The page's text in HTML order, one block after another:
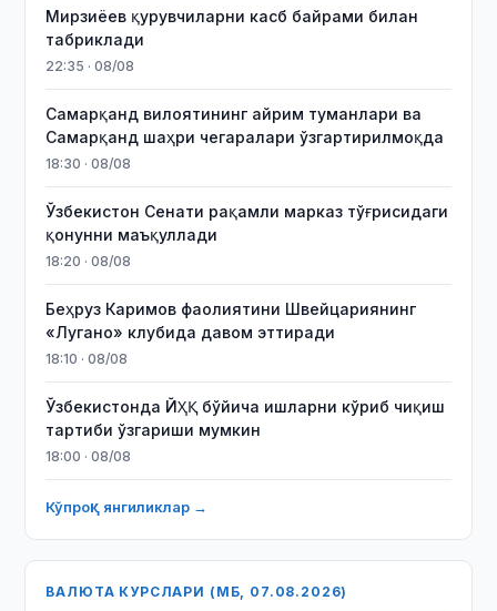
Мирзиёев қурувчиларни касб байрами билан
табриклади
22:35 · 08/08
Самарқанд вилоятининг айрим туманлари ва
Самарқанд шаҳри чегаралари ўзгартирилмоқда
18:30 · 08/08
Ўзбекистон Сенати рақамли марказ тўғрисидаги
қонунни маъқуллади
18:20 · 08/08
Беҳруз Каримов фаолиятини Швейцариянинг
«Лугано» клубида давом эттиради
18:10 · 08/08
Ўзбекистонда ЙҲҚ бўйича ишларни кўриб чиқиш
тартиби ўзгариши мумкин
18:00 · 08/08
Кўпроқ янгиликлар →
ВАЛЮТА КУРСЛАРИ (МБ, 07.08.2026)